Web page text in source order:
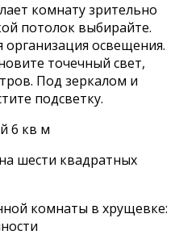
комнату зрительно
потолок выбирайте.
освещения.
точечный свет,
Под зеркалом и
подсветку.
шести квадратных
комнаты в хрущевке: